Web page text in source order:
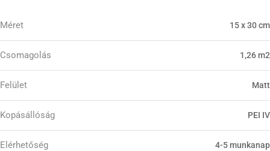
Méret 15 x 30 cm
Csomagolás 1,26 m2
Felület Matt
Kopásállóság PEI IV
Elérhetőség 4-5 munkanap